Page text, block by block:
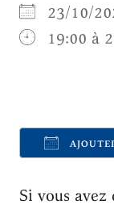
23/10/
19:00 à
Si vous avez